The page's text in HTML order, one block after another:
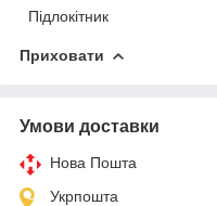
Підлокітник
Приховати
Умови доставки
Нова Пошта
Укрпошта